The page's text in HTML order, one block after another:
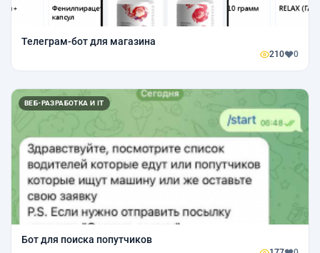
Телеграм-бот для магазина
210 0
ВЕБ-РАЗРАБОТКА И IT
Бот для поиска попутчиков